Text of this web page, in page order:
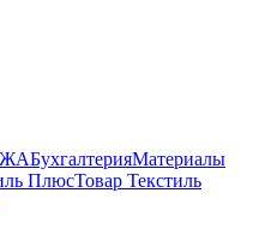
БухгалтерияМатериалы
ПлюсТовар Текстиль